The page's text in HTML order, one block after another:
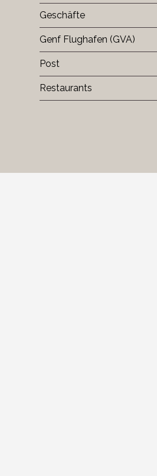
Geschäfte
Genf Flughafen (GVA)
Post
Restaurants